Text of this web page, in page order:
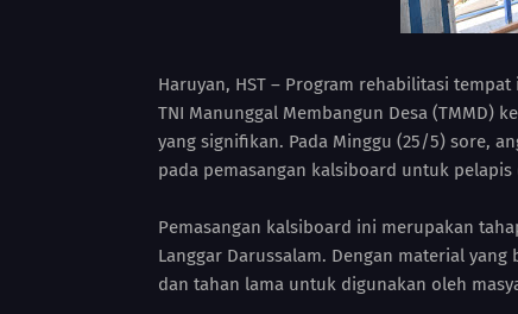
Haruyan, HST – Program rehabilitasi
TNI Manunggal Membangun Desa (TMMD)
yang signifikan. Pada Minggu (25/5) sore,
pada pemasangan kalsiboard untuk
Pemasangan kalsiboard ini merupakan
Langgar Darussalam. Dengan material
dan tahan lama untuk digunakan oleh